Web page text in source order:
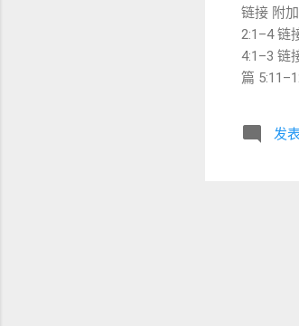
链接 附
2:1–4 链
4:1–3 链
篇
发